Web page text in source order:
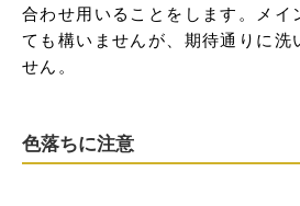
合わせ用いることをします。メイ
ても構いませんが、期待通りに洗
せん。
色落ちに注意